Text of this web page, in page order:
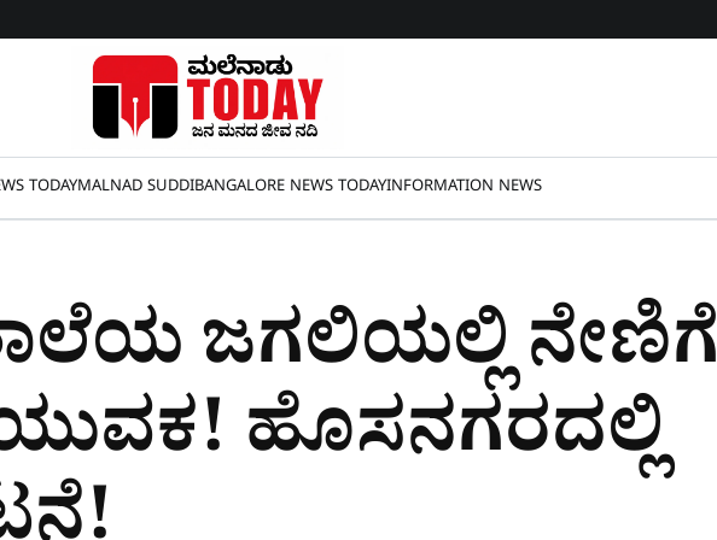
TODAYMALNAD SUDDIBANGALORE NEWS TODAYINFORMATION NEWS
ಜಗಲಿಯಲ್ಲಿ ನೇಣಿಗೆ
ಹೊಸನಗರದಲ್ಲಿ